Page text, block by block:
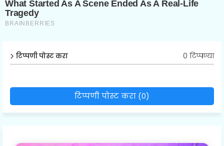
टिप्पणी पोस्ट करा 0 टिप्पण्या
टिप्पणी पोस्ट करा (0)